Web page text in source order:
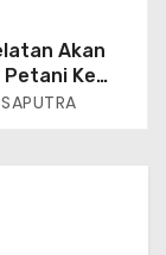
Akan
Ke
Audit